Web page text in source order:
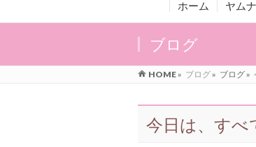
ホーム ヤム
ブログ
HOME» ブログ» ブログ»
今日は、すべ